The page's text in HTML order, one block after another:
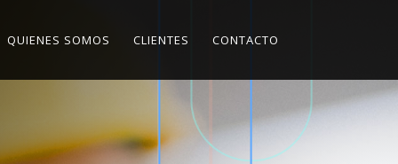
QUIENES SOMOS CLIENTES CONTACTO